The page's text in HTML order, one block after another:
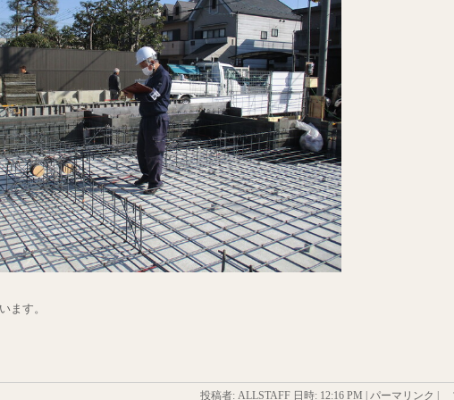
ます。
投稿者: ALLSTAFF 日時: 12:16 PM パーマリンク